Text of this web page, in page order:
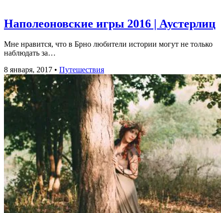
Наполеоновские игры 2016 | Аустерлиц
Мне нравится, что в Брно любители истории могут не только
наблюдать за…
8 января, 2017 • Путешествия